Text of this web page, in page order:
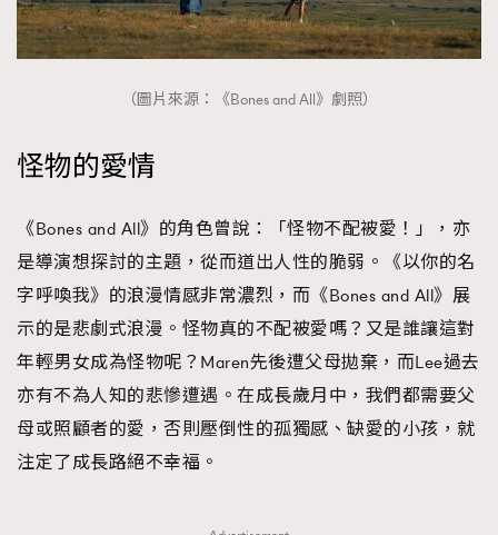
（圖片來源：《Bones and All》劇照）
怪物的愛情
《Bones and All》的角色曾說：「怪物不配被愛！」，亦
是導演想探討的主題，從而道出人性的脆弱。《以你的名
字呼喚我》的浪漫情感非常濃烈，而《Bones and All》展
示的是悲劇式浪漫。怪物真的不配被愛嗎？又是誰讓這對
年輕男女成為怪物呢？Maren先後遭父母拋棄，而Lee過去
亦有不為人知的悲慘遭遇。在成長歲月中，我們都需要父
母或照顧者的愛，否則壓倒性的孤獨感、缺愛的小孩，就
注定了成長路絕不幸福。